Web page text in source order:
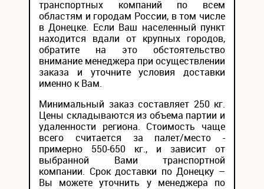
транспортных компаний по всем
областям и городам России, в том числе
в Донецке. Если Ваш населенный пункт
находится вдали от крупных городов,
обратите на это обстоятельство
внимание менеджера при осуществлении
заказа и уточните условия доставки
именно к Вам.
Минимальный заказ составляет 250 кг.
Цены складываются из объема партии и
удаленности региона. Стоимость чаще
всего считается за палет/место -
примерно 550-650 кг., и зависит от
выбранной Вами транспортной
компании. Срок доставки по Донецку –
Вы можете уточнить у менеджера по